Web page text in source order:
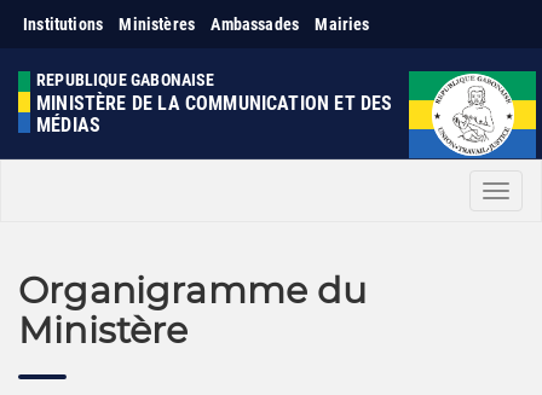
Institutions Ministères Ambassades Mairies
REPUBLIQUE GABONAISE
MINISTÈRE DE LA COMMUNICATION ET DES
MÉDIAS
Menu
Organigramme du
Ministère